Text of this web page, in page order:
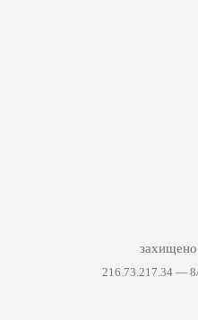
захищено
216.73.217.34 —